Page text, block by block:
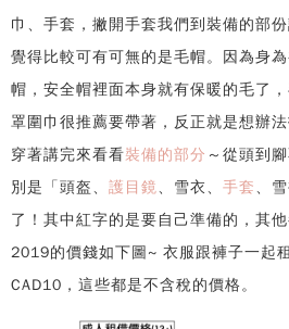
巾、手套，撇開手套我們到裝備的部份
覺得比較可有可無的是毛帽。因為身
帽，安全帽裡面本身就有保暖的毛了
罩圍巾很推薦要帶著，反正就是想辦
穿著講完來看看裝備的部分 ～從頭到
別是「頭盔、 護目鏡、雪衣、 手套、
了！其中紅字的是要自己準備的，其
2019的價錢如下圖~ 衣服跟褲子一起
CAD10，這些都是不含稅的價格。